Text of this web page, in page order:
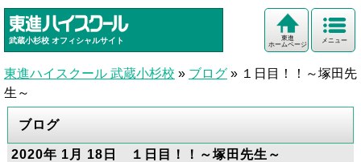
武蔵小杉校 オフィシャルサイト メニュー
東進
ホームページ
東進ハイスクール 武蔵小杉校 » ブログ » １日目！！～塚田先
生～
ブログ
2020年 1月 18日 １日目！！～塚田先生～